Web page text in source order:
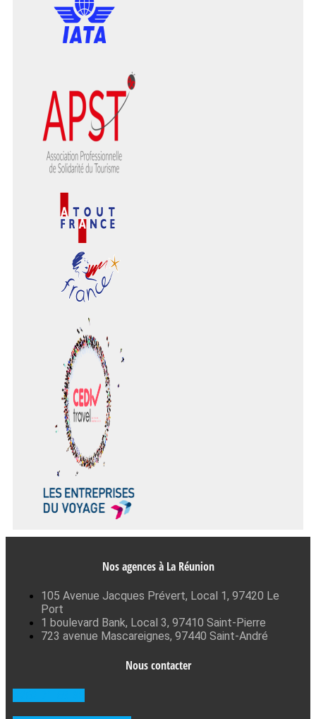
Nos agences à La Réunion
105 Avenue Jacques Prévert, Local 1, 97420 Le
Port
1 boulevard Bank, Local 3, 97410 Saint-Pierre
723 avenue Mascareignes, 97440 Saint-André
Nous contacter